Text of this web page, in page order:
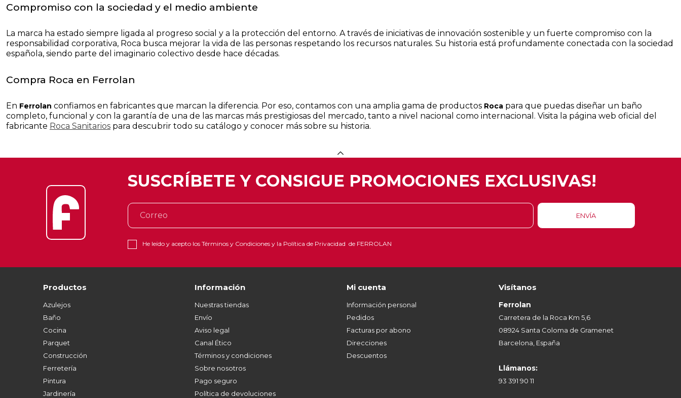
Compromiso con la sociedad y el medio ambiente
La marca ha estado siempre ligada al progreso social y a la protección del entorno. A través de iniciativas de innovación sostenible y un fuerte compromiso con la
responsabilidad corporativa, Roca busca mejorar la vida de las personas respetando los recursos naturales. Su historia está profundamente conectada con la sociedad
española, siendo parte del imaginario colectivo desde hace décadas.
Compra Roca en Ferrolan
En Ferrolan confiamos en fabricantes que marcan la diferencia. Por eso, contamos con una amplia gama de productos Roca para que puedas diseñar un baño
completo, funcional y con la garantía de una de las marcas más prestigiosas del mercado, tanto a nivel nacional como internacional. Visita la página web oficial del
fabricante Roca Sanitarios para descubrir todo su catálogo y conocer más sobre su historia.
SUSCRÍBETE Y CONSIGUE PROMOCIONES EXCLUSIVAS!
He leído y acepto los Términos y Condicionesy la Política de Privacidad de FERROLAN
Productos
Azulejos
Baño
Cocina
Parquet
Construcción
Ferretería
Pintura
Jardinería
Información
Nuestras tiendas
Envío
Aviso legal
Canal Ético
Términos y condiciones
Sobre nosotros
Pago seguro
Política de devoluciones
Mi cuenta
Información personal
Pedidos
Facturas por abono
Direcciones
Descuentos
Visítanos
Ferrolan
Carretera de la Roca Km 5,6
08924 Santa Coloma de Gramenet
Barcelona, España
Llámanos:
93 391 90 11